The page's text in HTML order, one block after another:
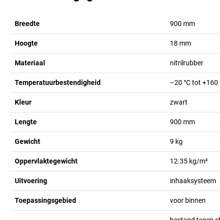
Breedte 900 mm
Hoogte 18 mm
Materiaal nitrilrubber
Temperatuurbestendigheid –20 °C tot +160
Kleur zwart
Lengte 900 mm
Gewicht 9 kg
Oppervlaktegewicht 12.35 kg/m²
Uitvoering inhaaksysteem
Toepassingsgebied voor binnen